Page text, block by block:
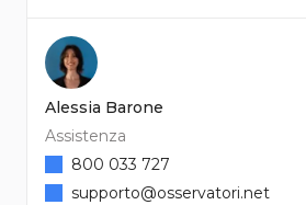
Alessia Barone
Assistenza
800 033 727
supporto@osservatori.net